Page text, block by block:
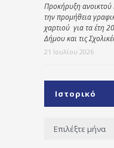
Προκήρυξη ανοικτού
την προμήθεια
χαρτιού για τα έτη
Δήμου και τις
21 Ιουλίου 2026
Ιστορικό
Ιστορικό